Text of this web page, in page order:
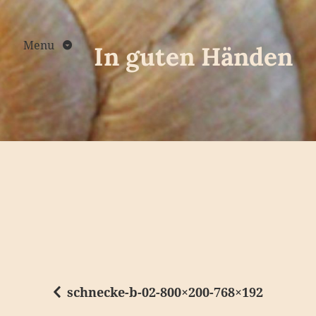
Skip
to
contentMenu In guten Händen
schnecke-b-02-800×200-768×192